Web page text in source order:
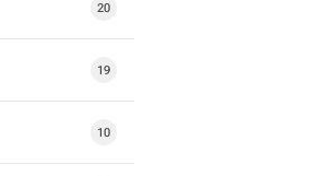
20
19
10